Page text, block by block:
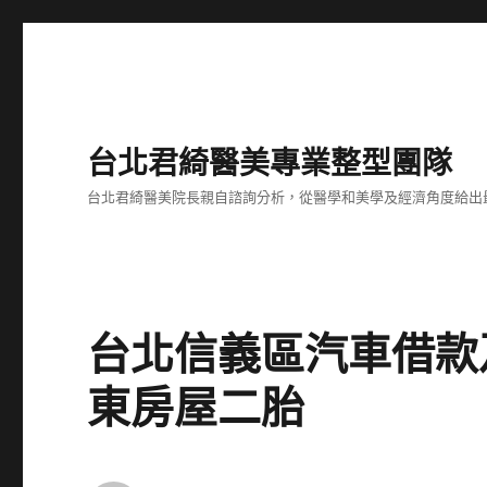
台北君綺醫美專業整型團隊
台北君綺醫美院長親自諮詢分析，從醫學和美學及經濟角度給
台北信義區汽車借
東房屋二胎